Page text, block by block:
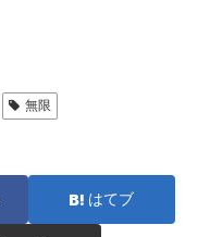
無限
はてブ